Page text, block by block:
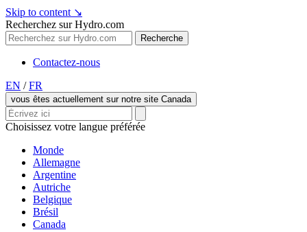
Skip to content ↘
Recherchez sur Hydro.com
Recherche
Contactez-nous
EN / FR
vous êtes actuellement sur notre site Canada
Choisissez votre langue préférée
Monde
Allemagne
Argentine
Autriche
Belgique
Brésil
Canada